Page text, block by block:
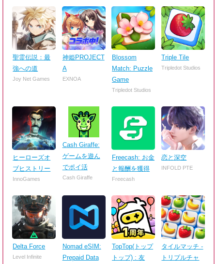
聖霊伝説：最
強への道
Joy Net Games
神姫PROJECT
A
EXNOA
Blossom
Match: Puzzle
Game
Tripledot Studios
Triple Tile
Tripledot Studios
ヒーローズオ
ブヒストリー
InnoGames
Cash Giraffe:
ゲームを遊ん
でポイ活
Cash Giraffe
Freecash: お金
と報酬を獲得
Freecash
恋と深空
INFOLD PTE
Delta Force
Level Infinite
Nomad eSIM:
Prepaid Data
TopTop(トップ
トップ) : 友
タイルマッチ -
トリプルチャ